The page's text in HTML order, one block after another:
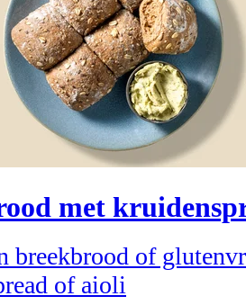
met
breekbrood of
of aioli